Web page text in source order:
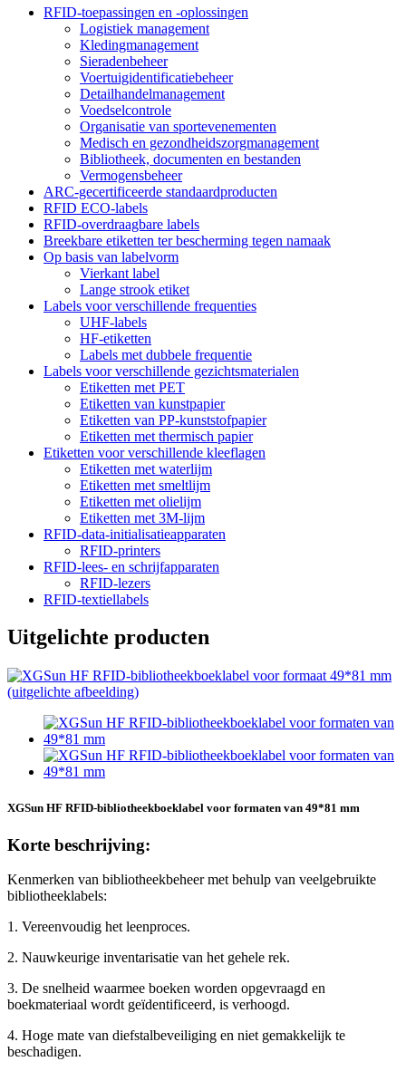
RFID-toepassingen en -oplossingen
Logistiek management
Kledingmanagement
Sieradenbeheer
Voertuigidentificatiebeheer
Detailhandelmanagement
Voedselcontrole
Organisatie van sportevenementen
Medisch en gezondheidszorgmanagement
Bibliotheek, documenten en bestanden
Vermogensbeheer
ARC-gecertificeerde standaardproducten
RFID ECO-labels
RFID-overdraagbare labels
Breekbare etiketten ter bescherming tegen namaak
Op basis van labelvorm
Vierkant label
Lange strook etiket
Labels voor verschillende frequenties
UHF-labels
HF-etiketten
Labels met dubbele frequentie
Labels voor verschillende gezichtsmaterialen
Etiketten met PET
Etiketten van kunstpapier
Etiketten van PP-kunststofpapier
Etiketten met thermisch papier
Etiketten voor verschillende kleeflagen
Etiketten met waterlijm
Etiketten met smeltlijm
Etiketten met olielijm
Etiketten met 3M-lijm
RFID-data-initialisatieapparaten
RFID-printers
RFID-lees- en schrijfapparaten
RFID-lezers
RFID-textiellabels
Uitgelichte producten
XGSun HF RFID-bibliotheekboeklabel voor formaten van 49*81 mm
Korte beschrijving:
Kenmerken van bibliotheekbeheer met behulp van veelgebruikte
bibliotheeklabels:
1. Vereenvoudig het leenproces.
2. Nauwkeurige inventarisatie van het gehele rek.
3. De snelheid waarmee boeken worden opgevraagd en
boekmateriaal wordt geïdentificeerd, is verhoogd.
4. Hoge mate van diefstalbeveiliging en niet gemakkelijk te
beschadigen.